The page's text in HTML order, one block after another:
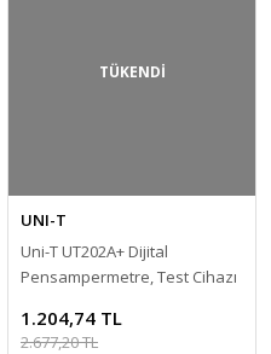
TÜKENDİ
UNI-T
Uni-T UT202A+ Dijital
Pensampermetre, Test Cihazı
1.204,74 TL
2.677,20 TL